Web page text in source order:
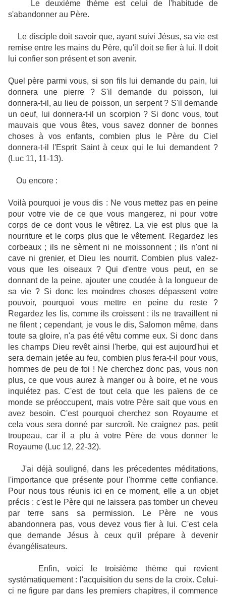
Le deuxième thème est celui de l'habitude de
s'abandonner au Père.
Le disciple doit savoir que, ayant suivi Jésus, sa vie est
remise entre les mains du Père, qu'il doit se fier à lui. Il doit
lui confier son présent et son avenir.
Quel père parmi vous, si son fils lui demande du pain, lui
donnera une pierre ? S'il demande du poisson, lui
donnera-t-il, au lieu de poisson, un serpent ? S'il demande
un oeuf, lui donnera-t-il un scorpion ? Si donc vous, tout
mauvais que vous êtes, vous savez donner de bonnes
choses à vos enfants, combien plus le Père du Ciel
donnera-t-il l'Esprit Saint à ceux qui le lui demandent ?
(Luc 11, 11-13).
Ou encore :
Voilà pourquoi je vous dis : Ne vous mettez pas en peine
pour votre vie de ce que vous mangerez, ni pour votre
corps de ce dont vous le vêtirez. La vie est plus que la
nourriture et le corps plus que le vêtement. Regardez les
corbeaux ; ils ne sèment ni ne moissonnent ; ils n'ont ni
cave ni grenier, et Dieu les nourrit. Combien plus valez-
vous que les oiseaux ? Qui d'entre vous peut, en se
donnant de la peine, ajouter une coudée à la longueur de
sa vie ? Si donc les moindres choses dépassent votre
pouvoir, pourquoi vous mettre en peine du reste ?
Regardez les lis, comme ils croissent : ils ne travaillent ni
ne filent ; cependant, je vous le dis, Salomon même, dans
toute sa gloire, n'a pas été vêtu comme eux. Si donc dans
les champs Dieu revêt ainsi l'herbe, qui est aujourd'hui et
sera demain jetée au feu, combien plus fera-t-il pour vous,
hommes de peu de foi ! Ne cherchez donc pas, vous non
plus, ce que vous aurez à manger ou à boire, et ne vous
inquiétez pas. C'est de tout cela que les païens de ce
monde se préoccupent, mais votre Père sait que vous en
avez besoin. C'est pourquoi cherchez son Royaume et
cela vous sera donné par surcroît. Ne craignez pas, petit
troupeau, car il a plu à votre Père de vous donner le
Royaume (Luc 12, 22-32).
J'ai déjà souligné, dans les précedentes méditations,
l'importance que présente pour l'homme cette confiance.
Pour nous tous réunis ici en ce moment, elle a un objet
précis : c'est le Père qui ne laissera pas tomber un cheveu
par terre sans sa permission. Le Père ne vous
abandonnera pas, vous devez vous fier à lui. C'est cela
que demande Jésus à ceux qu'il prépare à devenir
évangélisateurs.
Enfin, voici le troisième thème qui revient
systématiquement : l'acquisition du sens de la croix. Celui-
ci ne figure par dans les premiers chapitres, il commence